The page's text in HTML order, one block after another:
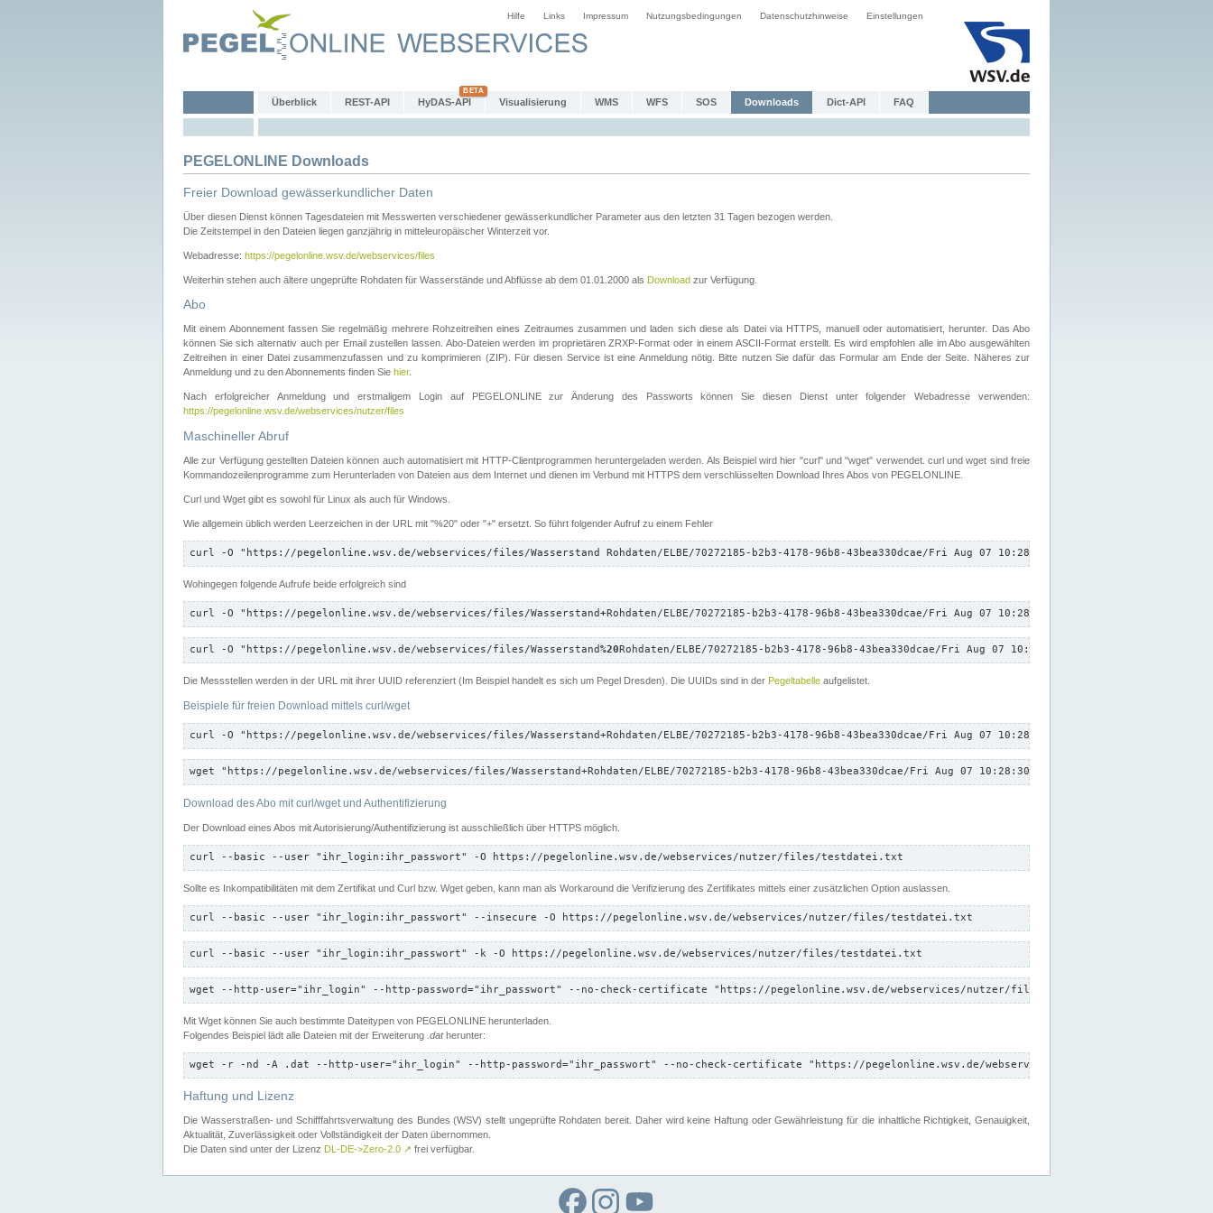
Hilfe Links Impressum Nutzungsbedingungen Datenschutzhinweise Einstellungen
Überblick REST-API HyDAS-API Visualisierung WMS WFS SOS Downloads Dict-API FAQ
PEGELONLINE Downloads
Freier Download gewässerkundlicher Daten
Über diesen Dienst können Tagesdateien mit Messwerten verschiedener gewässerkundlicher Parameter aus den letzten 31 Tagen bezogen werden.
Die Zeitstempel in den Dateien liegen ganzjährig in mitteleuropäischer Winterzeit vor.
Webadresse: https://pegelonline.wsv.de/webservices/files
Weiterhin stehen auch ältere ungeprüfte Rohdaten für Wasserstände und Abflüsse ab dem 01.01.2000 als Download zur Verfügung.
Abo
Mit einem Abonnement fassen Sie regelmäßig mehrere Rohzeitreihen eines Zeitraumes zusammen und laden sich diese als Datei via HTTPS, manuell oder automatisiert, herunter. Das Abo
können Sie sich alternativ auch per Email zustellen lassen. Abo-Dateien werden im proprietären ZRXP-Format oder in einem ASCII-Format erstellt. Es wird empfohlen alle im Abo ausgewählten
Zeitreihen in einer Datei zusammenzufassen und zu komprimieren (ZIP). Für diesen Service ist eine Anmeldung nötig. Bitte nutzen Sie dafür das Formular am Ende der Seite. Näheres zur
Anmeldung und zu den Abonnements finden Sie hier.
Nach erfolgreicher Anmeldung und erstmaligem Login auf PEGELONLINE zur Änderung des Passworts können Sie diesen Dienst unter folgender Webadresse verwenden:
https://pegelonline.wsv.de/webservices/nutzer/files
Maschineller Abruf
Alle zur Verfügung gestellten Dateien können auch automatisiert mit HTTP-Clientprogrammen heruntergeladen werden. Als Beispiel wird hier "curl" und "wget" verwendet. curl und wget sind freie
Kommandozeilenprogramme zum Herunterladen von Dateien aus dem Internet und dienen im Verbund mit HTTPS dem verschlüsselten Download Ihres Abos von PEGELONLINE.
Curl und Wget gibt es sowohl für Linux als auch für Windows.
Wie allgemein üblich werden Leerzeichen in der URL mit "%20" oder "+" ersetzt. So führt folgender Aufruf zu einem Fehler
curl -O "https://pegelonline.wsv.de/webservices/files/Wasserstand Rohdaten/ELBE/70272185-b2b3-4178-96b8-43bea330dcae/Fri Aug 07 10:28:30 CEST 2026/down.txt"
Wohingegen folgende Aufrufe beide erfolgreich sind
curl -O "https://pegelonline.wsv.de/webservices/files/Wasserstand+Rohdaten/ELBE/70272185-b2b3-4178-96b8-43bea330dcae/Fri Aug 07 10:28:30 CEST 2026/down.txt"
curl -O "https://pegelonline.wsv.de/webservices/files/Wasserstand%20Rohdaten/ELBE/70272185-b2b3-4178-96b8-43bea330dcae/Fri Aug 07 10:28:30 CEST 2026/down.txt"
Die Messstellen werden in der URL mit ihrer UUID referenziert (Im Beispiel handelt es sich um Pegel Dresden). Die UUIDs sind in der Pegeltabelle aufgelistet.
Beispiele für freien Download mittels curl/wget
curl -O "https://pegelonline.wsv.de/webservices/files/Wasserstand+Rohdaten/ELBE/70272185-b2b3-4178-96b8-43bea330dcae/Fri Aug 07 10:28:30 CEST 2026/down.txt"
wget "https://pegelonline.wsv.de/webservices/files/Wasserstand+Rohdaten/ELBE/70272185-b2b3-4178-96b8-43bea330dcae/Fri Aug 07 10:28:30 CEST 2026/down.txt"
Download des Abo mit curl/wget und Authentifizierung
Der Download eines Abos mit Autorisierung/Authentifizierung ist ausschließlich über HTTPS möglich.
curl --basic --user "ihr_login:ihr_passwort" -O https://pegelonline.wsv.de/webservices/nutzer/files/testdatei.txt
Sollte es Inkompatibilitäten mit dem Zertifikat und Curl bzw. Wget geben, kann man als Workaround die Verifizierung des Zertifikates mittels einer zusätzlichen Option auslassen.
curl --basic --user "ihr_login:ihr_passwort" --insecure -O https://pegelonline.wsv.de/webservices/nutzer/files/testdatei.txt
curl --basic --user "ihr_login:ihr_passwort" -k -O https://pegelonline.wsv.de/webservices/nutzer/files/testdatei.txt
wget --http-user="ihr_login" --http-password="ihr_passwort" --no-check-certificate "https://pegelonline.wsv.de/webservices/nutzer/files/testdatei.txt"
Mit Wget können Sie auch bestimmte Dateitypen von PEGELONLINE herunterladen.
Folgendes Beispiel lädt alle Dateien mit der Erweiterung .datherunter:
wget -r -nd -A .dat --http-user="ihr_login" --http-password="ihr_passwort" --no-check-certificate "https://pegelonline.wsv.de/webservices/nutzer/files"
Haftung und Lizenz
Die Wasserstraßen- und Schifffahrtsverwaltung des Bundes (WSV) stellt ungeprüfte Rohdaten bereit. Daher wird keine Haftung oder Gewährleistung für die inhaltliche Richtigkeit, Genauigkeit,
Aktualität, Zuverlässigkeit oder Vollständigkeit der Daten übernommen.
Die Daten sind unter der Lizenz DL-DE->Zero-2.0 ↗ frei verfügbar.